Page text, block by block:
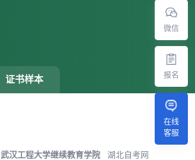
证书样本
微信
报名
在线
客服
武汉工程大学继续教育学院 湖北自考网